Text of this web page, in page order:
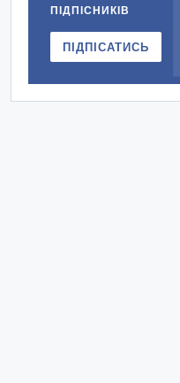
ПІДПІСНИКІВ
ПІДПІСАТИСЬ